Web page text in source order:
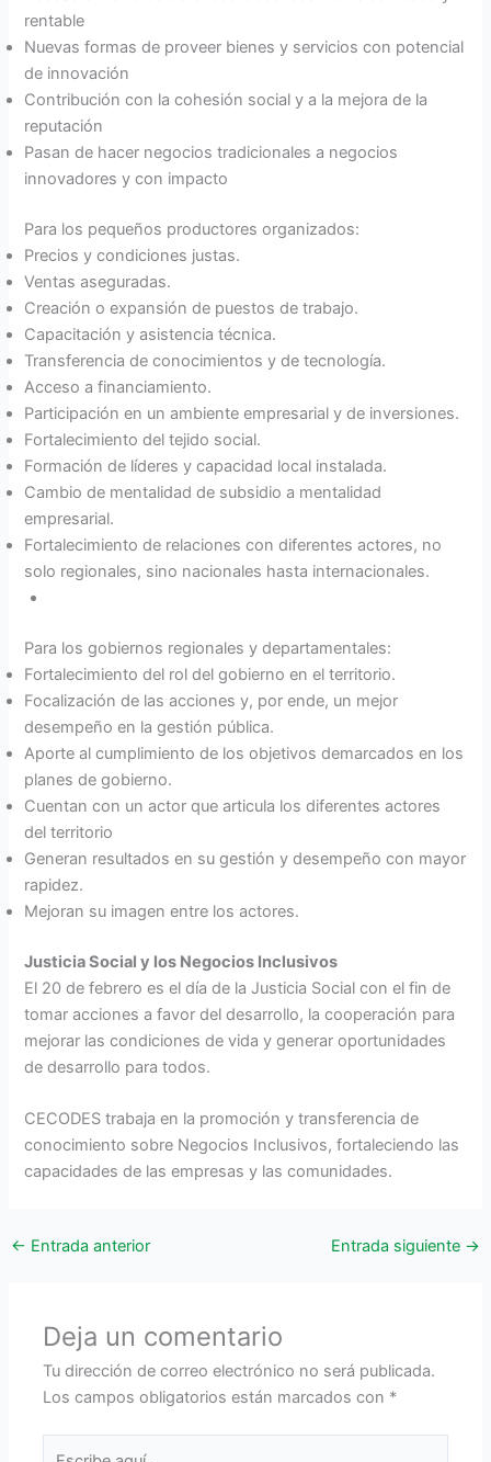
rentable
Nuevas formas de proveer bienes y servicios con potencial
de innovación
Contribución con la cohesión social y a la mejora de la
reputación
Pasan de hacer negocios tradicionales a negocios
innovadores y con impacto
Para los pequeños productores organizados:
Precios y condiciones justas.
Ventas aseguradas.
Creación o expansión de puestos de trabajo.
Capacitación y asistencia técnica.
Transferencia de conocimientos y de tecnología.
Acceso a financiamiento.
Participación en un ambiente empresarial y de inversiones.
Fortalecimiento del tejido social.
Formación de líderes y capacidad local instalada.
Cambio de mentalidad de subsidio a mentalidad
empresarial.
Fortalecimiento de relaciones con diferentes actores, no
solo regionales, sino nacionales hasta internacionales.
Para los gobiernos regionales y departamentales:
Fortalecimiento del rol del gobierno en el territorio.
Focalización de las acciones y, por ende, un mejor
desempeño en la gestión pública.
Aporte al cumplimiento de los objetivos demarcados en los
planes de gobierno.
Cuentan con un actor que articula los diferentes actores
del territorio
Generan resultados en su gestión y desempeño con mayor
rapidez.
Mejoran su imagen entre los actores.
Justicia Social y los Negocios Inclusivos
El 20 de febrero es el día de la Justicia Social con el fin de
tomar acciones a favor del desarrollo, la cooperación para
mejorar las condiciones de vida y generar oportunidades
de desarrollo para todos.
CECODES trabaja en la promoción y transferencia de
conocimiento sobre Negocios Inclusivos, fortaleciendo las
capacidades de las empresas y las comunidades.
← Entrada anterior Entrada siguiente →
Deja un comentario
Tu dirección de correo electrónico no será publicada.
Los campos obligatorios están marcados con *